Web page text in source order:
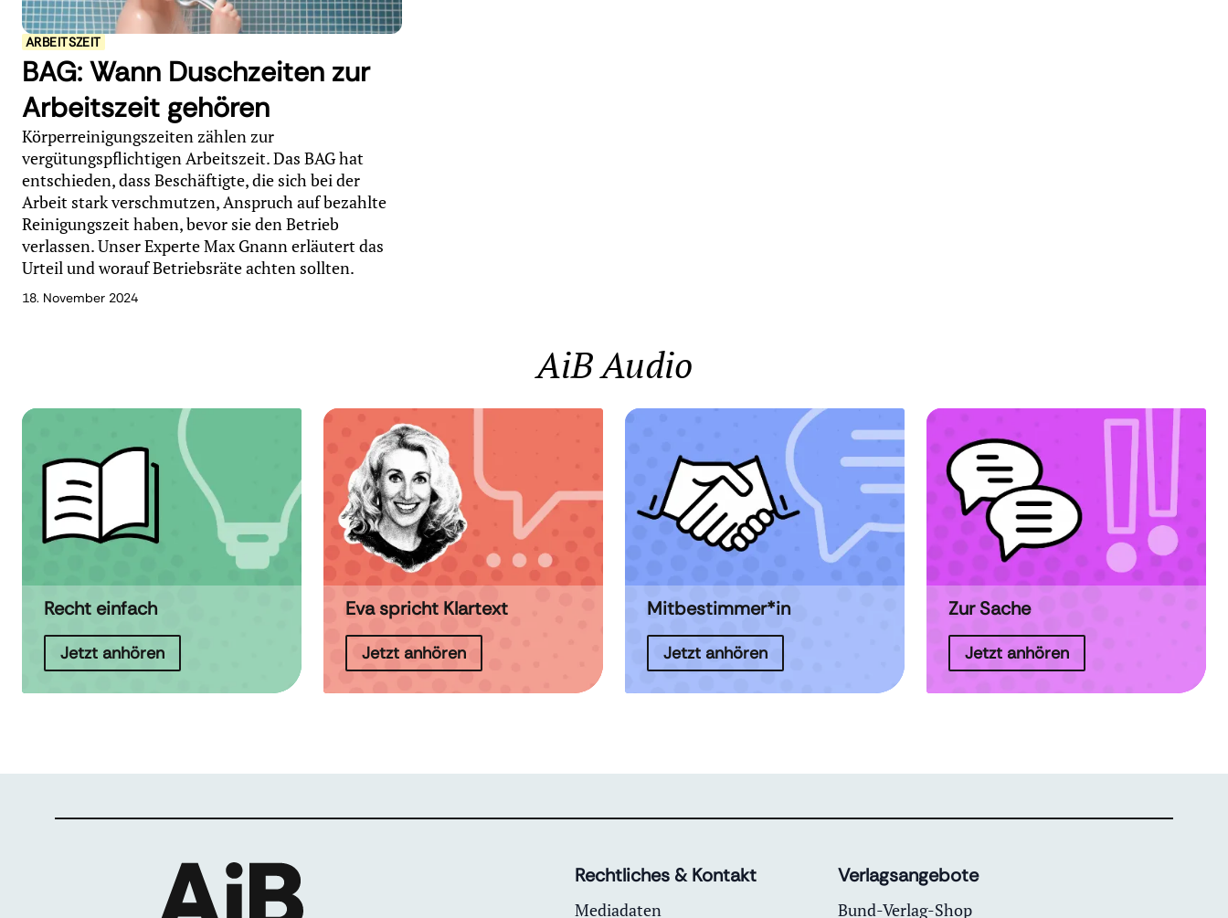
ARBEITSZEIT
BAG: Wann Duschzeiten zur
Arbeitszeit gehören
Körperreinigungszeiten zählen zur
vergütungspflichtigen Arbeitszeit. Das BAG hat
entschieden, dass Beschäftigte, die sich bei der
Arbeit stark verschmutzen, Anspruch auf bezahlte
Reinigungszeit haben, bevor sie den Betrieb
verlassen. Unser Experte Max Gnann erläutert das
Urteil und worauf Betriebsräte achten sollten.
18. November 2024
AiB Audio
Recht einfach
Jetzt anhören
Eva spricht Klartext
Jetzt anhören
Mitbestimmer*in
Jetzt anhören
Zur Sache
Jetzt anhören
Rechtliches & Kontakt
Mediadaten
Verlagsangebote
Bund-Verlag-Shop